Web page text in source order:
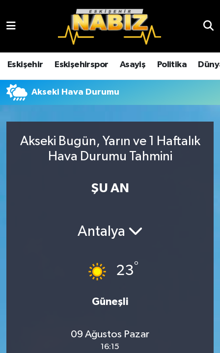
Eskişehir Eskişehirspor Asayiş Politika
Akseki Hava Durumu
Akseki Bugün, Yarın ve 1 Haftalık
Hava Durumu Tahmini
ŞU AN
Antalya
23°
Güneşli
09 Ağustos Pazar
16:15
Çevre
Dünya
Ekonomi
Eskişehir
Eskişehir Hava Durumu
Eskişehir Trafik Yoğunluk Haritası
TFF 3.Lig 4.Grup Puan Durumu ve Fikstür
Son Dakika Haberleri
Haber Arşivi